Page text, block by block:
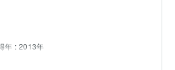
年 : 2013年